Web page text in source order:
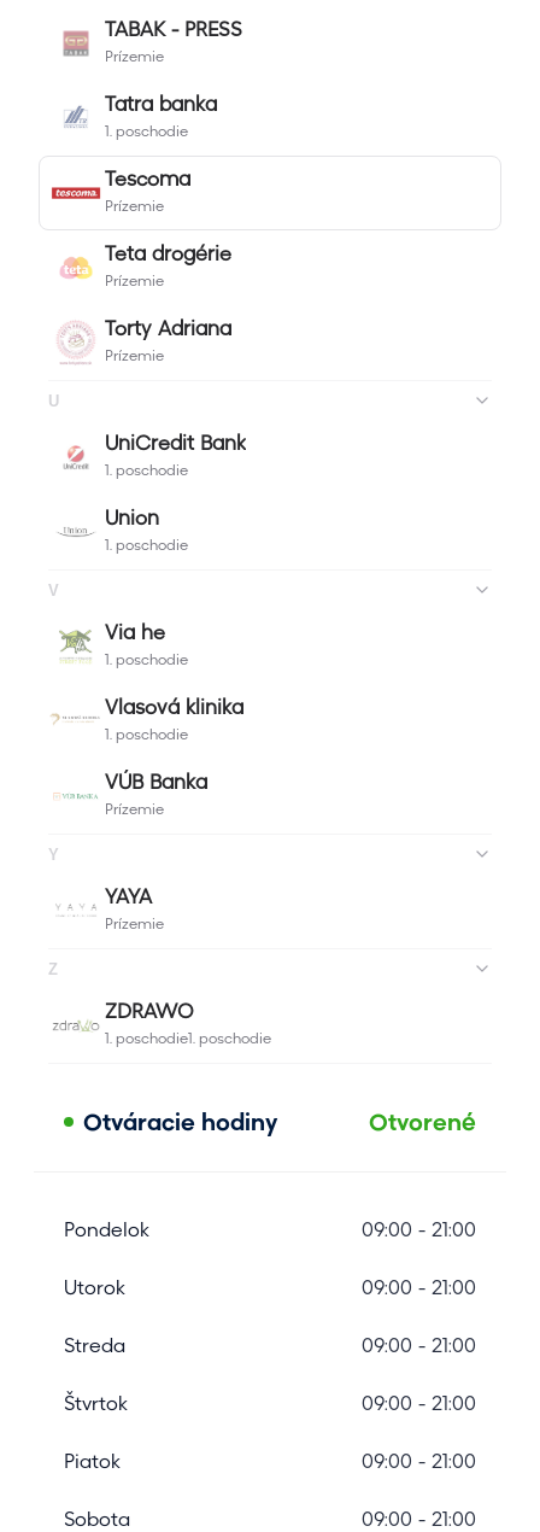
Otváracie hodiny Otvorené
Pondelok 09:00 - 21:00
Utorok 09:00 - 21:00
Streda 09:00 - 21:00
Štvrtok 09:00 - 21:00
Piatok 09:00 - 21:00
Sobota 09:00 - 21:00